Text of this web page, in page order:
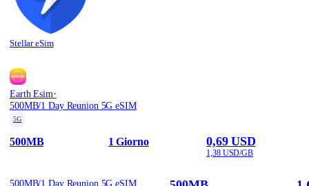
Stellar eSim
Earth Esim·
500MB/1 Day Reunion 5G eSIM
5G
500MB 1 Giorno 0,69 USD
1,38 USD/GB
500MB/1 Day Reunion 5G eSIM